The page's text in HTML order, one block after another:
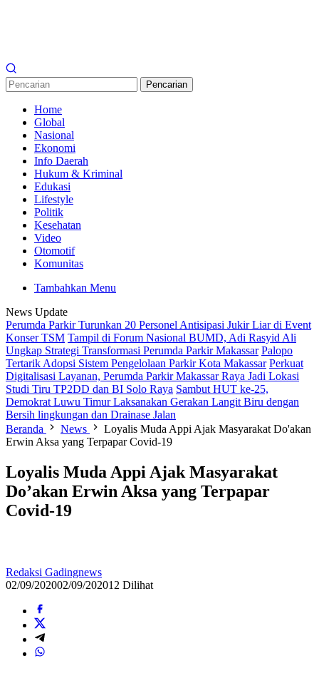
Pencarian
Home
Global
Nasional
Ekonomi
Info Daerah
Hukum & Kriminal
Edukasi
Lifestyle
Politik
Kesehatan
Video
Otomotif
Komunitas
Tambahkan Menu
News Update
Perumda Parkir Turunkan 20 Personel Antisipasi Jukir Liar di Event
Konser TSM Tampil di Forum Nasional BUMD, Adi Rasyid Ali
Ungkap Strategi Transformasi Perumda Parkir Makassar Palopo
Tertarik Adopsi Sistem Pengelolaan Parkir Kota Makassar Perkuat
Digitalisasi Layanan, Perumda Parkir Makassar Raya Jadi Lokasi
Studi Tiru TP2DD dan BI Solo Raya Sambut HUT ke-25,
Demokrat Luwu Timur Laksanakan Gerakan Langit Biru dengan
Bersih lingkungan dan Drainase Jalan
Beranda
News
Loyalis Muda Appi Ajak Masyarakat Do'akan
Erwin Aksa yang Terpapar Covid-19
Loyalis Muda Appi Ajak Masyarakat
Do’akan Erwin Aksa yang Terpapar
Covid-19
Redaksi Gadingnews
02/09/202002/09/202012 Dilihat